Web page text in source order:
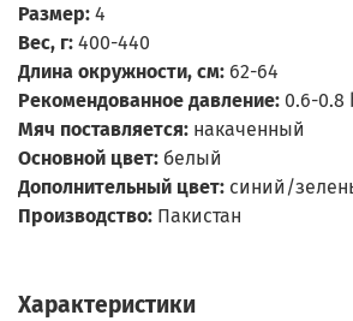
Размер: 4
Вес, г: 400-440
Длина окружности, см: 62-64
Рекомендованное давление: 0.6-0.8
Мяч поставляется: накаченный
Основной цвет: белый
Дополнительный цвет: синий/
Производство: Пакистан
Характеристики